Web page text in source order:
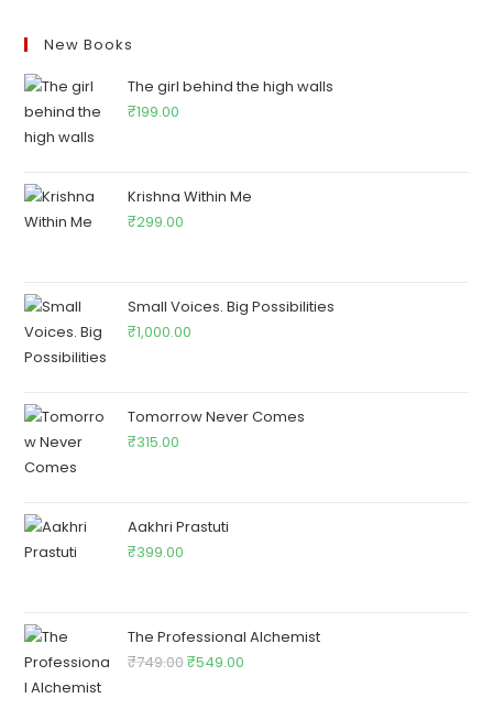
New Books
The girl behind the high walls
₹199.00
Krishna Within Me
₹299.00
Small Voices. Big Possibilities
₹1,000.00
Tomorrow Never Comes
₹315.00
Aakhri Prastuti
₹399.00
The Professional Alchemist
₹749.00₹549.00